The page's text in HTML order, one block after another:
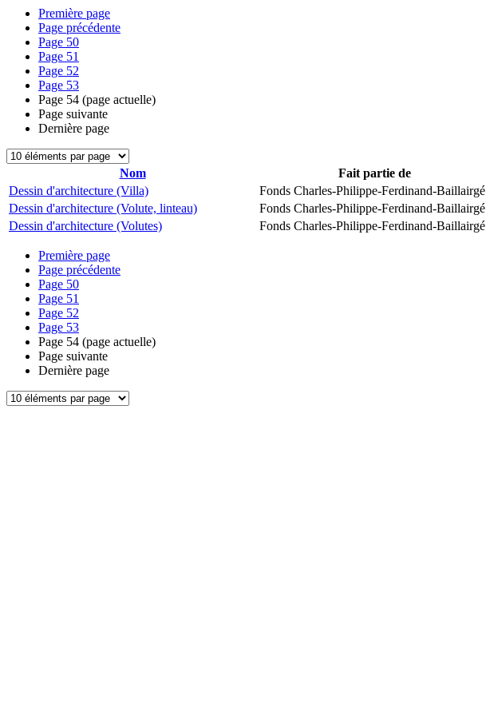
Première page
Page précédente
Page 50
Page 51
Page 52
Page 53
Page 54 (page actuelle)
Page suivante
Dernière page
Nom Fait partie de
Dessin d'architecture (Villa)
Fonds Charles-Philippe-Ferdinand-Baillairgé
Dessin d'architecture (Volute, linteau)
Fonds Charles-Philippe-Ferdinand-Baillairgé
Dessin d'architecture (Volutes)
Fonds Charles-Philippe-Ferdinand-Baillairgé
Première page
Page précédente
Page 50
Page 51
Page 52
Page 53
Page 54 (page actuelle)
Page suivante
Dernière page